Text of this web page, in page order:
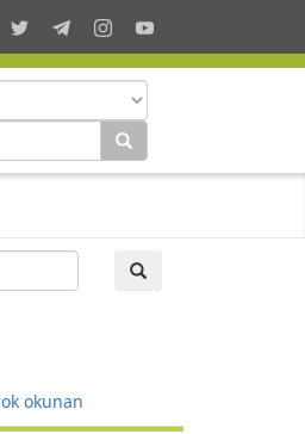
okunan